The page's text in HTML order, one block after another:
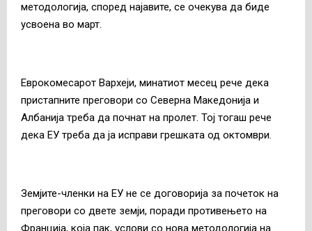
методологија, според најавите, се очекува да биде
усвоена во март.
Еврокомесарот Вархеји, минатиот месец рече дека
пристапните преговори со Северна Македонија и
Албанија треба да почнат на пролет. Тој тогаш рече
дека ЕУ треба да ја исправи грешката од октомври.
Земјите-членки на ЕУ не се договорија за почеток на
преговори со двете земји, поради противењето на
Франција, која пак, услови со нова методологија на